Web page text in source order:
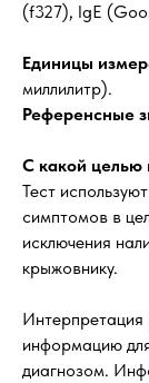
(f327), IgE
Единицы
миллилитр).
Референсные
С какой целью
Тест
симптомов в
исключения
крыжовнику.
Интерпретация
информацию
диагнозом.